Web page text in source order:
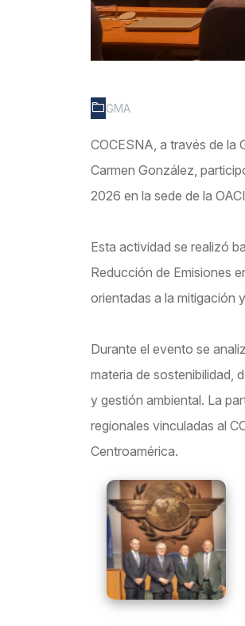
GMA
COCESNA, a través de la
Carmen González,
2026 en la sede de la
Esta actividad se realizó
Reducción de Emisiones
orientadas a la mitigación
Durante el evento se
materia de sostenibilidad,
y gestión ambiental. La
regionales vinculadas al
Centroamérica.